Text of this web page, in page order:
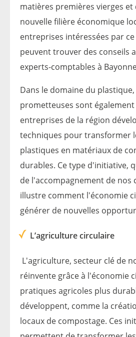
matières premières vierges et
nouvelle filière économique
entreprises intéressées par
peuvent trouver des conseils
experts-comptables à
Dans le domaine du plastique,
prometteuses sont également
entreprises de la région
techniques pour transformer
plastiques en matériaux de
durables. Ce type d'initiative,
de l'accompagnement de nos
illustre comment l'économie
générer de nouvelles
L’agriculture circulaire
L'agriculture, secteur clé de
réinvente grâce à l'économie
pratiques agricoles plus
développent, comme la
locaux de compostage. Ces